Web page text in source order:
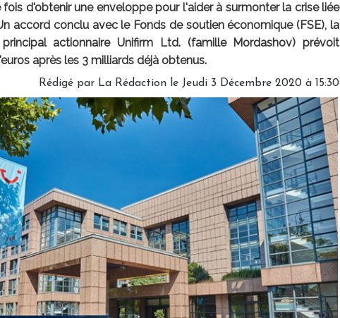
d'obtenir une enveloppe pour l'aider à surmonter la crise liée
accord conclu avec le Fonds de soutien économique (FSE), la
actionnaire Unifirm Ltd. (famille Mordashov) prévoit
après les 3 milliards déjà obtenus.
Rédigé par La Rédaction le Jeudi 3 Décembre 2020 à 15:30